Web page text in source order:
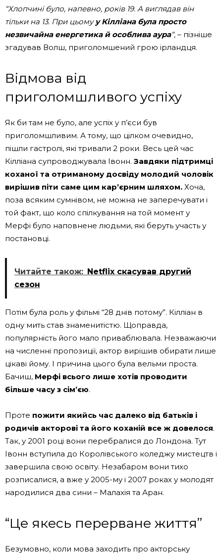
“Хлопчині було, напевно, років 19. А виглядав він
тільки на 13. При цьому у Кілліана була просто
незвичайна енергетика й особлива аура“, – пізніше
згадував Волш, приголомшений грою ірландця.
Відмова від
приголомшливого успіху
Як би там не було, але успіх у п’єси був
приголомшливим. А тому, що цілком очевидно,
пішли гастролі, які тривали 2 роки. Весь цей час
Кілліана супроводжувала Івонн. Завдяки підтримці
коханої та отриманому досвіду молодий чоловік
вирішив піти саме цим кар’єрним шляхом. Хоча,
поза всяким сумнівом, не можна не заперечувати і
той факт, що коло спілкування на той момент у
Мерфі було наповнене людьми, які беруть участь у
постановці.
Читайте також: Netflix скасував другий
сезон
Потім була роль у фільмі “28 днів потому”. Кілліан в
одну мить став знаменитістю. Щоправда,
популярність його мало приваблювала. Незважаючи
на численні пропозиції, актор вирішив обирати лише
цікаві йому. І причина цього була вельми проста.
Бачиш, Мерфі всього лише хотів проводити
більше часу з сім’єю.
Проте пожити якийсь час далеко від батьків і
родичів акторові та його коханій все ж довелося.
Так, у 2001 році вони перебралися до Лондона. Тут
Івонн вступила до Королівського коледжу мистецтв і
завершила свою освіту. Незабаром вони тихо
розписалися, а вже у 2005-му і 2007 роках у молодят
народилися два сини – Малахія та Аран.
“Це якесь перерване життя”
Безумовно, коли мова заходить про акторську